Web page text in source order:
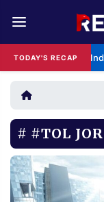
TODAY'S RECAP
BPS:
REDAKSI
RESOLUSI
RUBRIKASI
EDITORIAL
FINANSIA
#TOL